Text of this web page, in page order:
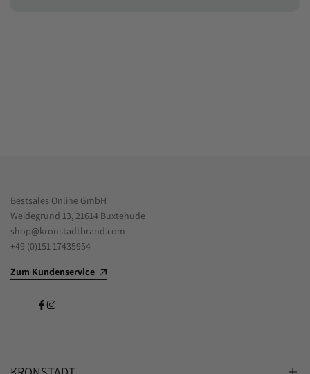
Bestsales Online GmbH
Weidegrund 13, 21614 Buxtehude
shop@kronstadtbrand.com
+49 (0)151 17435954
Zum Kundenservice
Facebook
Instagram